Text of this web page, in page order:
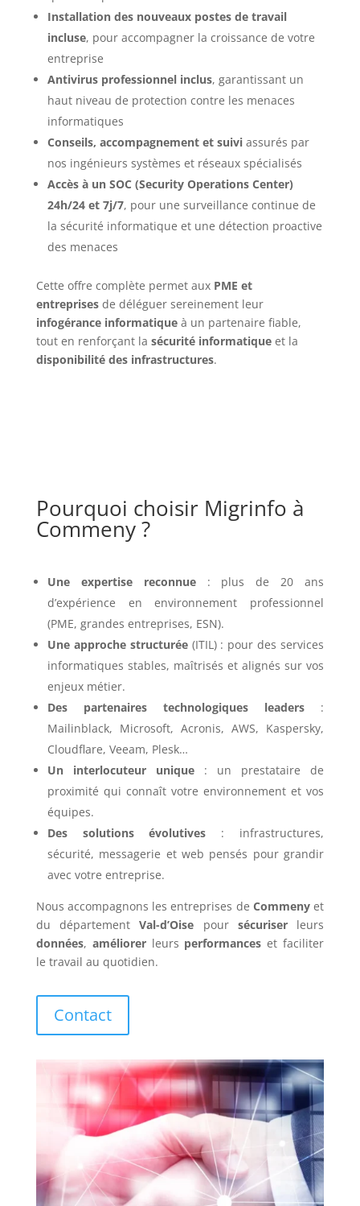
Installation des nouveaux postes de travail
incluse, pour accompagner la croissance de votre
entreprise
Antivirus professionnel inclus, garantissant un
haut niveau de protection contre les menaces
informatiques
Conseils, accompagnement et suiviassurés par
nos ingénieurs systèmes et réseaux spécialisés
Accès à un SOC (Security Operations Center)
24h/24 et 7j/7, pour une surveillance continue de
la sécurité informatique et une détection proactive
des menaces
Cette offre complète permet aux PME et
entreprisesde déléguer sereinement leur
infogérance informatiqueà un partenaire fiable,
tout en renforçant la sécurité informatiqueet la
disponibilité des infrastructures.
Pourquoi choisir Migrinfo à
Commeny ?
Une expertise reconnue: plus de 20 ans
d’expérience en environnement professionnel
(PME, grandes entreprises, ESN).
Une approche structurée(ITIL) : pour des services
informatiques stables, maîtrisés et alignés sur vos
enjeux métier.
Des partenaires technologiques leaders :
Mailinblack, Microsoft, Acronis, AWS, Kaspersky,
Cloudflare, Veeam, Plesk…
Un interlocuteur unique: un prestataire de
proximité qui connaît votre environnement et vos
équipes.
Des solutions évolutives : infrastructures,
sécurité, messagerie et web pensés pour grandir
avec votre entreprise.
Nous accompagnons les entreprises de Commenyet
du départementVal-d’Oise pour sécuriserleurs
données, améliorerleurs performances et faciliter
le travail au quotidien.
Contact